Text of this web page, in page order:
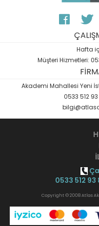
Hafta
Müşteri Hizmetleri:
Akademi Mahallesi Yeni
0533 512
0533 512
Copyright © 2008 Atlas